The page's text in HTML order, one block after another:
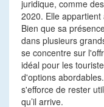
juridique, comme
2020. Elle
Bien que sa
dans plusieurs
se concentre sur
idéal pour les
d'options
s'efforce de rester
qu’il arrive.